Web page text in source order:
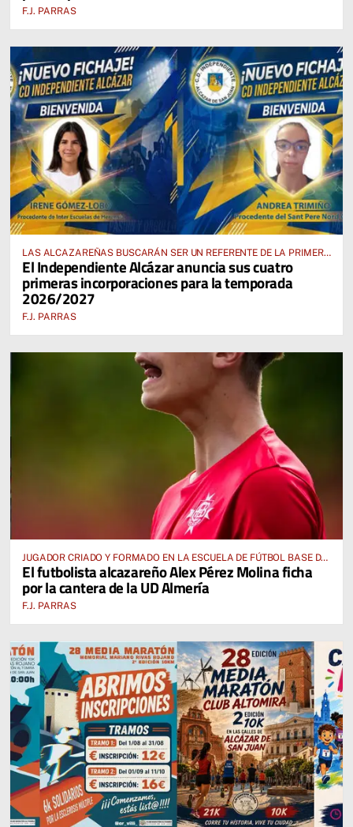
F.J. PARRAS
LAS ALCAZAREÑAS BUSCARÁN SER UN REFERENTE DE LA PRIMERA
AUTONÓMICA PREFERENTE FEMENINA
El Independiente Alcázar anuncia sus cuatro
primeras incorporaciones para la temporada
2026/2027
F.J. PARRAS
JUGADOR CRIADO Y FORMADO EN LA ESCUELA DE FÚTBOL BASE DE
ALCÁZAR DE SAN JUAN
El futbolista alcazareño Alex Pérez Molina ficha
por la cantera de la UD Almería
F.J. PARRAS